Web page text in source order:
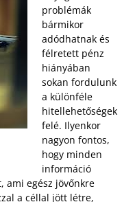
problémák
bármikor
adódhatnak és
félretett pénz
hiányában
sokan fordulunk
a különféle
hitellehetőségek
felé. Ilyenkor
nagyon fontos,
hogy minden
információ
ami egész jövőnkre
a céllal jött létre,